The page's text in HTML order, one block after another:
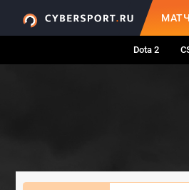
Dota 2